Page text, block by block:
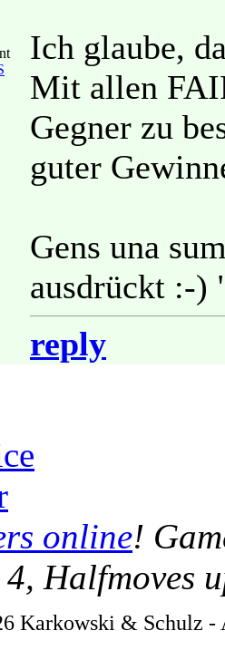
Ich glaube,
Mit allen
Gegner zu
guter
Gens una
ausdrückt :-)
reply
online!
Halfmoves
Karkowski & Schulz